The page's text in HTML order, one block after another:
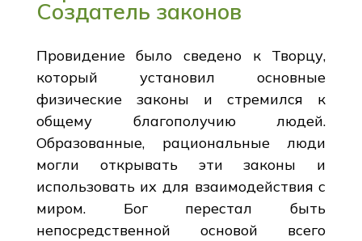
Создатель законов
Провидение было сведено к Творцу,
который установил основные
физические законы и стремился к
общему благополучию людей.
Образованные, рациональные люди
могли открывать эти законы и
использовать их для взаимодействия с
миром. Бог перестал быть
непосредственной основой всего